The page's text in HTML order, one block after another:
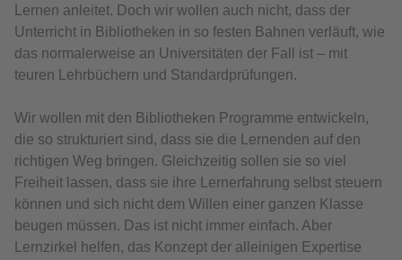
Lernen anleitet. Doch wir wollen auch nicht, dass der
Unterricht in Bibliotheken in so festen Bahnen verläuft, wie
das normalerweise an Universitäten der Fall ist – mit
teuren Lehrbüchern und Standardprüfungen.
Wir wollen mit den Bibliotheken Programme entwickeln,
die so strukturiert sind, dass sie die Lernenden auf den
richtigen Weg bringen. Gleichzeitig sollen sie so viel
Freiheit lassen, dass sie ihre Lernerfahrung selbst steuern
können und sich nicht dem Willen einer ganzen Klasse
beugen müssen. Das ist nicht immer einfach. Aber
Lernzirkel helfen, das Konzept der alleinigen Expertise